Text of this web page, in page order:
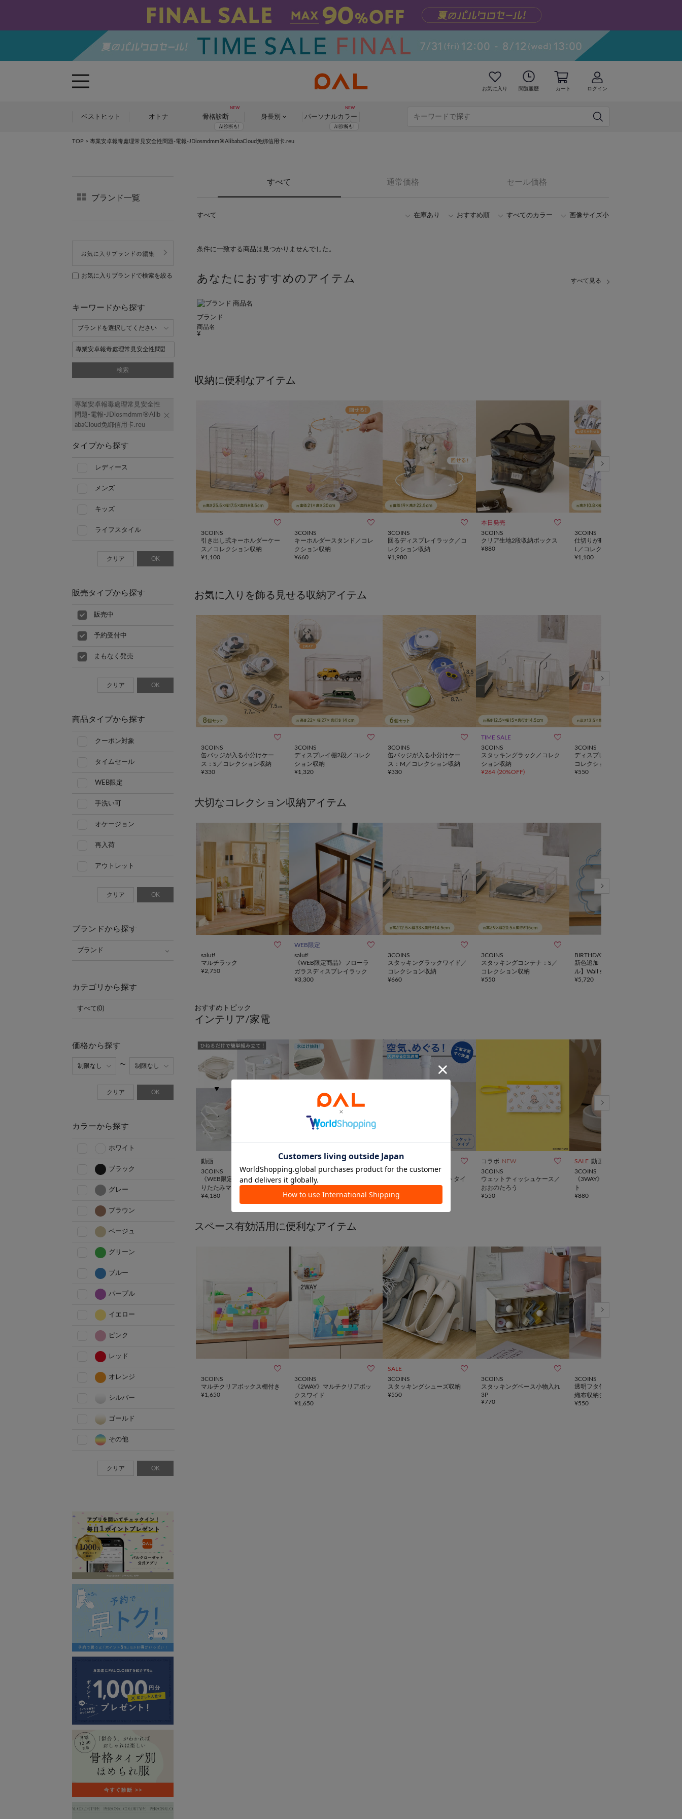
お気に入り 閲覧履歴 カート ログイン
ベストヒット オトナ 骨格診断 身長別 パーソナルカラー
TOP > 專業安卓報毒處理常見安全性問題-電報-JDiosmdmm🎯AlibabaCloud免綁信用卡.reu
すべて 通常価格 セール価格
すべて 在庫あり おすすめ順 すべてのカラー 画像サイズ小
条件に一致する商品は見つかりませんでした。
あなたにおすすめのアイテム
ブランド
商品名
収納に便利なアイテム

3COINS
引き出し式キーホルダーケー
ス／コレクション収納
¥1,100

3COINS
キーホルダースタンド／コレ
クション収納
¥660

3COINS
回るディスプレイラック／コ
レクション収納
¥1,980
本日発売 
3COINS
クリア生地2段収納ボックス
¥880
3COINS
仕切りが動くカードケース：
L／コレクション収納
¥1,100
お気に入りを飾る見せる収納アイテム

3COINS
缶バッジが入る小分けケー
ス：S／コレクション収納
¥330

3COINS
ディスプレイ棚2段／コレク
ション収納
¥1,320

3COINS
缶バッジが入る小分けケー
ス：M／コレクション収納
¥330
TIME SALE 
3COINS
スタッキングラック／コレク
ション収納
¥264 (20%OFF)
3COINS
ディスプレイスタンド5段／
コレクション収納
¥550
大切なコレクション収納アイテム

salut!
マルチラック
¥2,750
WEB限定 
salut!
《WEB限定商品》フローラ
ガラスディスプレイラック
¥3,300

3COINS
スタッキングラックワイド／
コレクション収納
¥660

3COINS
スタッキングコンテナ：S／
コレクション収納
¥550
BIRTHDAY BAR
新色追加！【SAHIR サヒー
ル】Wall shelf flower
¥5,720
おすすめトピック
インテリア/家電
動画 
3COINS
《WEB限定再入荷》簡単折
りたたみマルチ収納
¥4,180

3COINS
水がたまりにくい軽量スリッ
¥ 660

3COINS
ファン付きLEDソケットタイ
¥4,400
コラボ NEW 
3COINS
ウェットティッシュケース／
おおのたろう
¥550
SALE 動画
3COINS
《3WAY》人感センサーライ
ト
¥880
スペース有効活用に便利なアイテム

3COINS
マルチクリアボックス棚付き
¥1,650

3COINS
《2WAY》マルチクリアボッ
クスワイド
¥1,650
SALE 
3COINS
スタッキングシューズ収納
¥550

3COINS
スタッキングベース小物入れ
3P
¥770
3COINS
透明フタ付き前開きBOX／不
織布収納シリーズ
¥550
ブランド一覧
お気に入りブランドで検索を絞る
キーワードから探す
検索
專業安卓報毒處理常見安全性
問題-電報-JDiosmdmm🎯Alib
abaCloud免綁信用卡.reu
タイプから探す
レディース
メンズ
キッズ
ライフスタイル
クリア OK
販売タイプから探す
販売中
予約受付中
まもなく発売
クリア OK
商品タイプから探す
クーポン対象
タイムセール
WEB限定
手洗い可
オケージョン
再入荷
アウトレット
クリア OK
ブランドから探す
ブランド
カテゴリから探す
すべて(0)
価格から探す
クリア OK
カラーから探す
ホワイト
ブラック
グレー
ブラウン
ベージュ
グリーン
ブルー
パープル
イエロー
ピンク
レッド
オレンジ
シルバー
ゴールド
その他
クリア OK